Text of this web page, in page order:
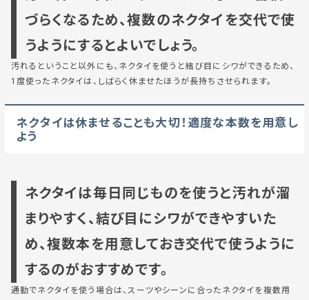
づらくなるため、複数のネクタイを交代で使
うようにするとよいでしょう。
汚れるということ以外にも、ネクタイを使うと結び目にシワができるため、
1度使ったネクタイは、しばらく休ませたほうが長持ちさせられます。
ネクタイは休ませることも大切！適度な本数を用意し
よう
ネクタイは毎日同じものを使うと汚れが溜
まりやすく、結び目にシワができやすいた
め、複数本を用意しておき交代で使うように
するのがおすすめです。
通勤でネクタイを使う場合は、スーツやシーンに合ったネクタイを複数用